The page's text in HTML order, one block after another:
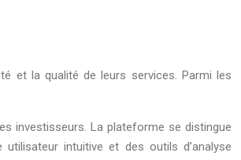
et la qualité de leurs services. Parmi les
investisseurs. La plateforme se distingue
intuitive et des outils d’analyse